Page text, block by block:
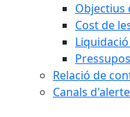
Objectius
Cost de
Relació de
Canals